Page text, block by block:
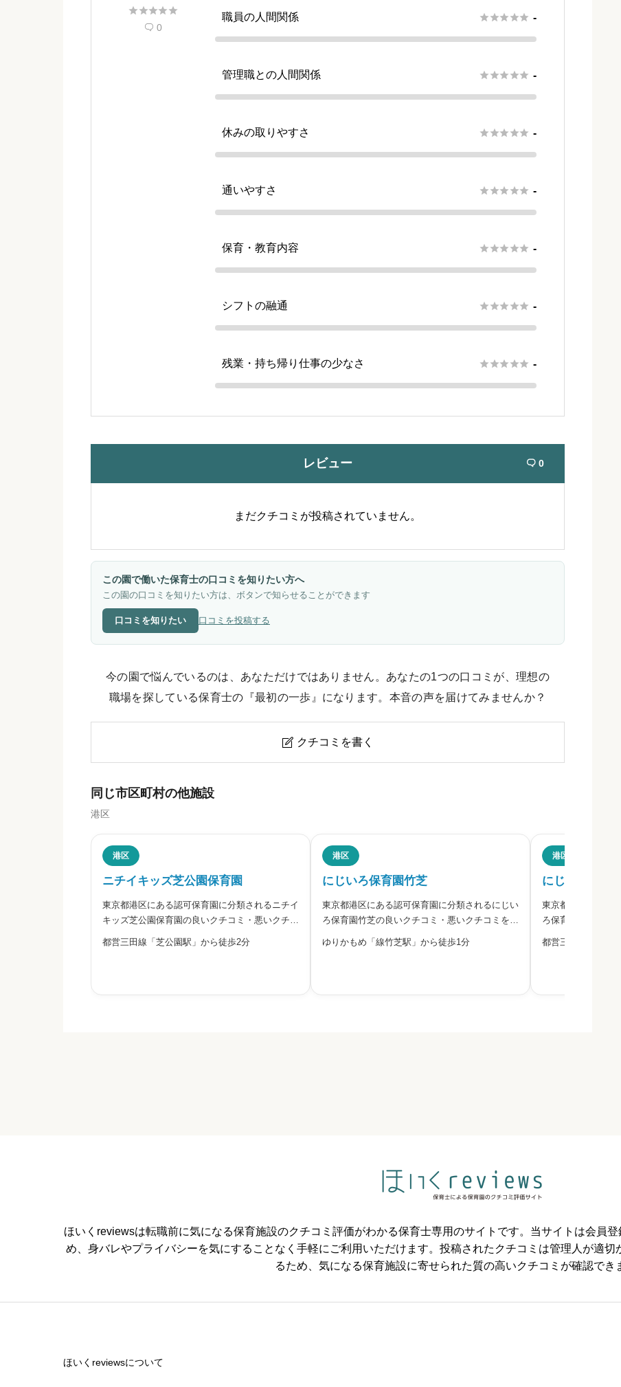

 0
職員の人間関係  -
管理職との人間関係  -
休みの取りやすさ  -
通いやすさ  -
保育・教育内容  -
シフトの融通  -
残業・持ち帰り仕事の少なさ  -
レビュー  0
まだクチコミが投稿されていません。
この園で働いた保育士の口コミを知りたい方へ
この園の口コミを知りたい方は、ボタンで知らせることができます
口コミを知りたい 口コミを投稿する
今の園で悩んでいるのは、あなただけではありません。あなたの1つの口コミが、理想の
職場を探している保育士の『最初の一歩』になります。本音の声を届けてみませんか？
 クチコミを書く
ニックネーム 任意
※本名や誤解される名前の使用はご遠慮ください。
必須
星の数をお選びください   
同じ市区町村の他施設
港区
港区
ニチイキッズ芝公園保育園
東京都港区にある認可保育園に分類されるニチイ
キッズ芝公園保育園の良いクチコミ・悪いクチコ
ミを合わせて評判をご紹介します。同園は、株式
都営三田線「芝公園駅」から徒歩2分
港区
にじいろ保育園竹芝
東京都港区にある認可保育園に分類されるにじい
ろ保育園竹芝の良いクチコミ・悪いクチコミを合
わせて評判をご紹介します。同園は、ライクキッ
ゆりかもめ「線竹芝駅」から徒歩1分
港区
にじいろ保育
東京都港区にある
ろ保育園新橋の良
わせて評判をご紹
都営三田線「御成
ほいくreviewsは転職前に気になる保育施設のクチコミ評価がわかる保育士専用のサイトです。当サイトは会員
め、身バレやプライバシーを気にすることなく手軽にご利用いただけます。投稿されたクチコミは管理人が適
るため、気になる保育施設に寄せられた質の高いクチコミが確認でき
ほいくreviewsについて